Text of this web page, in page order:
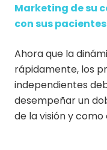
Marketing de su
con sus pacientes
Ahora que la
rápidamente, los
independientes
desempeñar un
de la visión y